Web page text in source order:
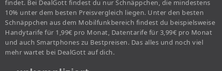
findet. Bei DealGott findest du nur Schnäppchen, die mindestens
10% unter dem besten Preisvergleich liegen. Unter den besten
Schnäppchen aus dem Mobilfunkbereich findest du beispielsweise
Handytarife für 1,99€ pro Monat, Datentarife für 3,99€ pro Monat
und auch Smartphones zu Bestpreisen. Das alles und noch viel
mehr wartet bei DealGott auf dich.